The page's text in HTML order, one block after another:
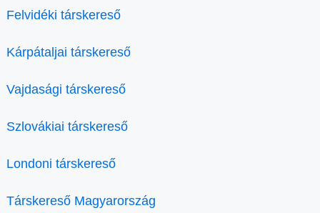
Felvidéki társkereső
Kárpátaljai társkereső
Vajdasági társkereső
Szlovákiai társkereső
Londoni társkereső
Társkereső Magyarország